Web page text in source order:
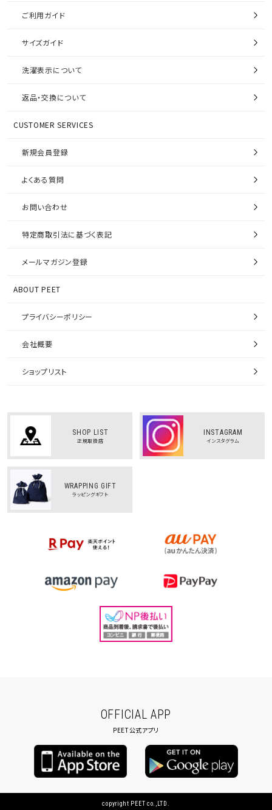
ご利用ガイド
サイズガイド
洗濯表示について
返品・交換について
CUSTOMER SERVICES
新規会員登録
よくある質問
お問い合わせ
特定商取引法に基づく表記
メールマガジン登録
ABOUT PEET
プライバシーポリシー
会社概要
ショップリスト
SHOP LIST
正規取扱店
INSTAGRAM
インスタグラム
WRAPPING GIFT
ラッピングギフト
OFFICIAL APP
PEET公式アプリ
copyright PEET co.,LTD.